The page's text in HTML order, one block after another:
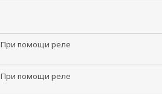
При помощи реле
При помощи реле